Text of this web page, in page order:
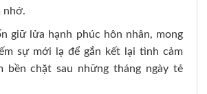
nhớ.
giữ lửa hạnh phúc hôn nhân, mong
sự mới lạ để gắn kết lại tình cảm
bền chặt sau những tháng ngày tẻ